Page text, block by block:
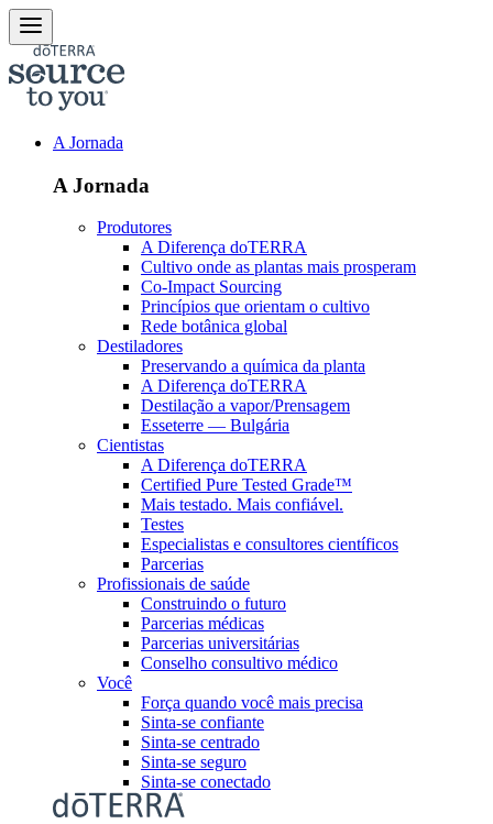
A Jornada
A Jornada
Produtores
A Diferença doTERRA
Cultivo onde as plantas mais prosperam
Co-Impact Sourcing
Princípios que orientam o cultivo
Rede botânica global
Destiladores
Preservando a química da planta
A Diferença doTERRA
Destilação a vapor/Prensagem
Esseterre — Bulgária
Cientistas
A Diferença doTERRA
Certified Pure Tested Grade™
Mais testado. Mais confiável.
Testes
Especialistas e consultores científicos
Parcerias
Profissionais de saúde
Construindo o futuro
Parcerias médicas
Parcerias universitárias
Conselho consultivo médico
Você
Força quando você mais precisa
Sinta-se confiante
Sinta-se centrado
Sinta-se seguro
Sinta-se conectado